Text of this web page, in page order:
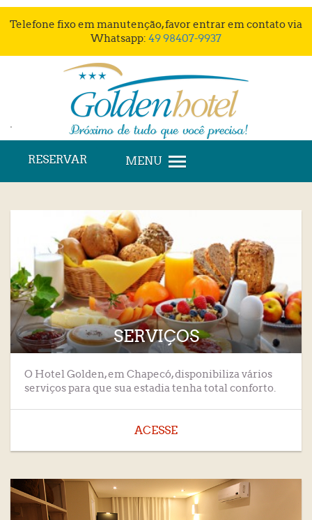
Telefone fixo em manutenção, favor entrar em contato via
Whatsapp: 49 98407-9937
'
RESERVAR MENU
SERVIÇOS
O Hotel Golden, em Chapecó, disponibiliza vários
serviços para que sua estadia tenha total conforto.
ACESSE